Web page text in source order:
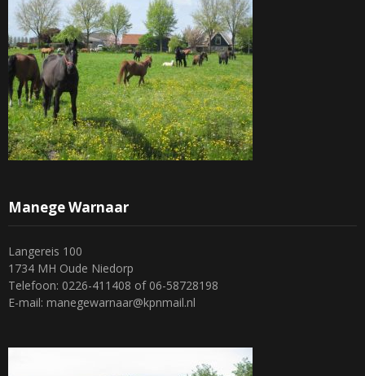
Manege Warnaar
Langereis 100
1734 MH Oude Niedorp
Telefoon: 0226-411408 of 06-58728198
E-mail: manegewarnaar@kpnmail.nl